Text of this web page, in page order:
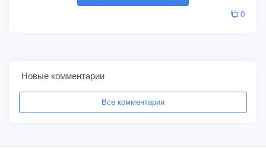
0
Новые комментарии
Все комментарии